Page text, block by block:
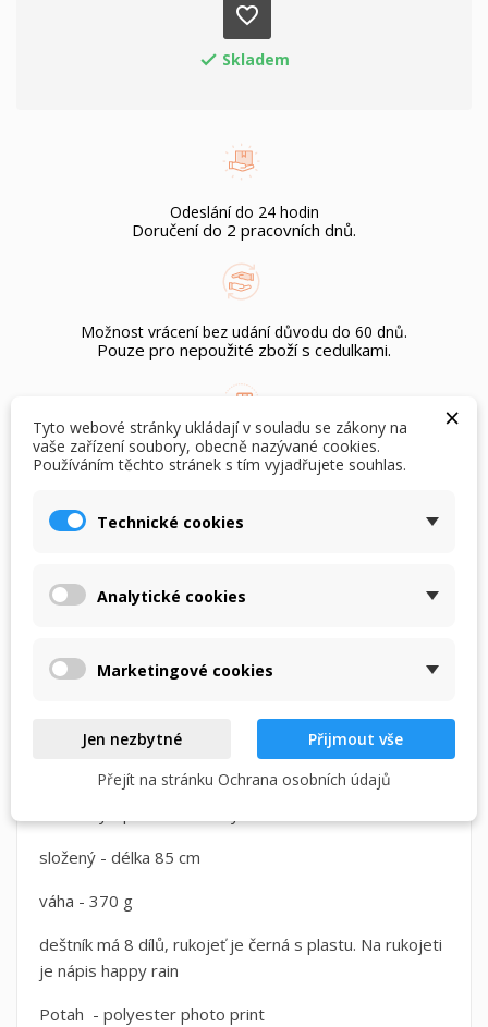
favorite_border
 Skladem
Odeslání do 24 hodin
Doručení do 2 pracovních dnů.
Možnost vrácení bez udání důvodu do 60 dnů.
Pouze pro nepoužité zboží s cedulkami.
Doprava zdarma
při objednání nad Kč 1.500,-
editions . Na deštníku je obraz od malíře Claude
Moneta - Makové pole
Rozměry:
složený - délka 85 cm
váha - 370 g
deštník má 8 dílů, rukojeť je černá s plastu. Na rukojeti
je nápis happy rain
Potah - polyester photo print
add_circle_outline Vytvořit nový seznam
Zrušit Vytvořit seznam přání
×
Tyto webové stránky ukládají v souladu se zákony na
vaše zařízení soubory, obecně nazývané cookies.
Používáním těchto stránek s tím vyjadřujete souhlas.
Technické cookies
Analytické cookies
Marketingové cookies
Jen nezbytné
Přijmout vše
Přejít na stránku Ochrana osobních údajů